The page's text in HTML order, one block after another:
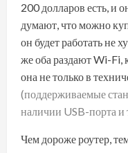
200 долларов есть, и
думают, что можно
он будет работать не
же оба раздают Wi-Fi,
она не только в
(поддерживаемые
наличии USB-порта и
Чем дороже роутер,